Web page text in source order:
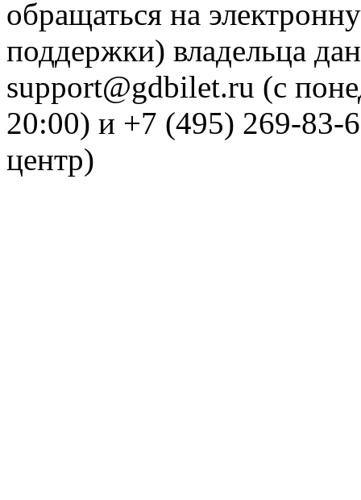
обращаться на
поддержки) владельца
support@gdbilet.ru (с
20:00) и +7 (495) 269-83-
центр)